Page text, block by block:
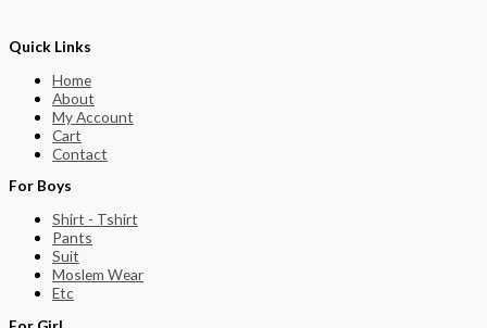
Quick Links
Home
About
My Account
Cart
Contact
For Boys
Shirt - Tshirt
Pants
Suit
Moslem Wear
Etc